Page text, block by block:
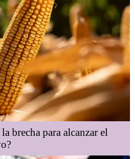
brecha para alcanzar el